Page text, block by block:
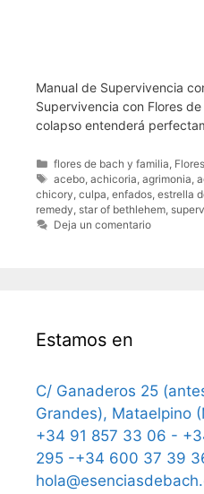
Manual de Supervivencia
Supervivencia con Flores
colapso entenderá
Categorías
flores de bach y familia
Etiquetas
acebo ,achicoria ,agrimonia ,
chicory culpa enfados estrella
remedy star of bethlehem
Deja un comentario
Estamos en
C/ Ganaderos 25
Grandes), Mataelpino
+34 91 857 33 06 -
295 -+34 600 37 39